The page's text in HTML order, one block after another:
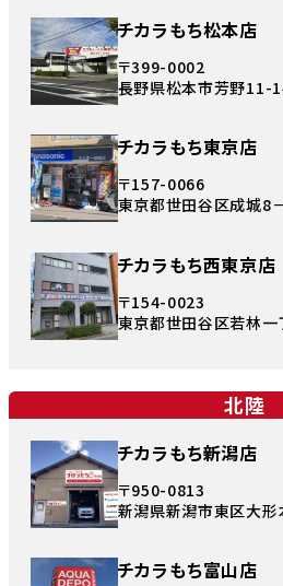
チカラもち松本店
〒399-0002
長野県松本市芳野11-
チカラもち東京店
〒157-0066
東京都世田谷区成城8
チカラもち西東京店
〒154-0023
東京都世田谷区若林
北陸
チカラもち新潟店
〒950-0813
新潟県新潟市東区大
チカラもち富山店